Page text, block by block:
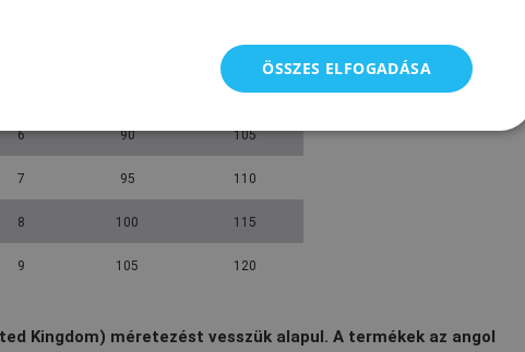
95
100
6 90 105
7 95 110
8 100 115
9 105 120
Kingdom) méretezést vesszük alapul. A termékek az angol
ÖSSZES ELFOGADÁSA